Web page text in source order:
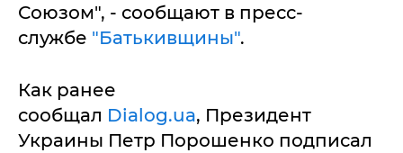
Союзом", - сообщают в пресс-
службе "Батькивщины".
Как ранее
сообщал Dialog.ua, Президент
Украины Петр Порошенко подписал